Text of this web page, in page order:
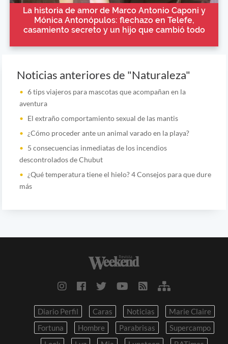
La historia de amor de Marco Antonio Caponi y
Mónica Antonópulos: flechazo en Telefe,
casamiento secreto y un hijo que cambió todo
Noticias anteriores de "Naturaleza"
6 tips viajeros para mascotas que acompañan en la
aventura
El extraño comportamiento sexual de las mantis
¿Cómo proceder ante un animal varado en la playa?
5 consecuencias inmediatas de los incendios
descontrolados de Chubut
¿Qué temperatura tiene el hielo? 4 Consejos para que dure
más
Diario Perfil Caras Noticias
Marie Claire
Fortuna
Hombre Parabrisas
Supercampo